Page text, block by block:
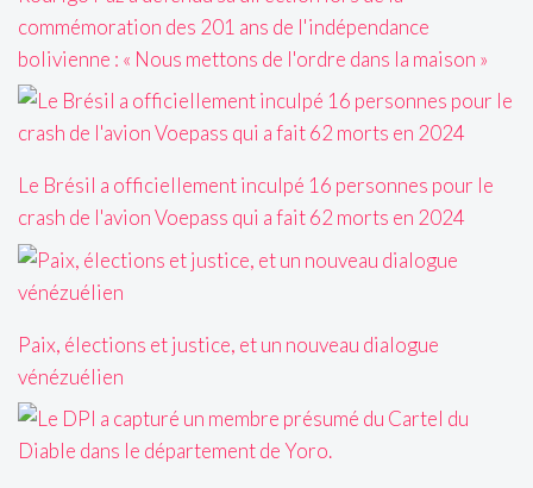
commémoration des 201 ans de l'indépendance
bolivienne : « Nous mettons de l'ordre dans la maison »
Le Brésil a officiellement inculpé 16 personnes pour le
crash de l'avion Voepass qui a fait 62 morts en 2024
Paix, élections et justice, et un nouveau dialogue
vénézuélien